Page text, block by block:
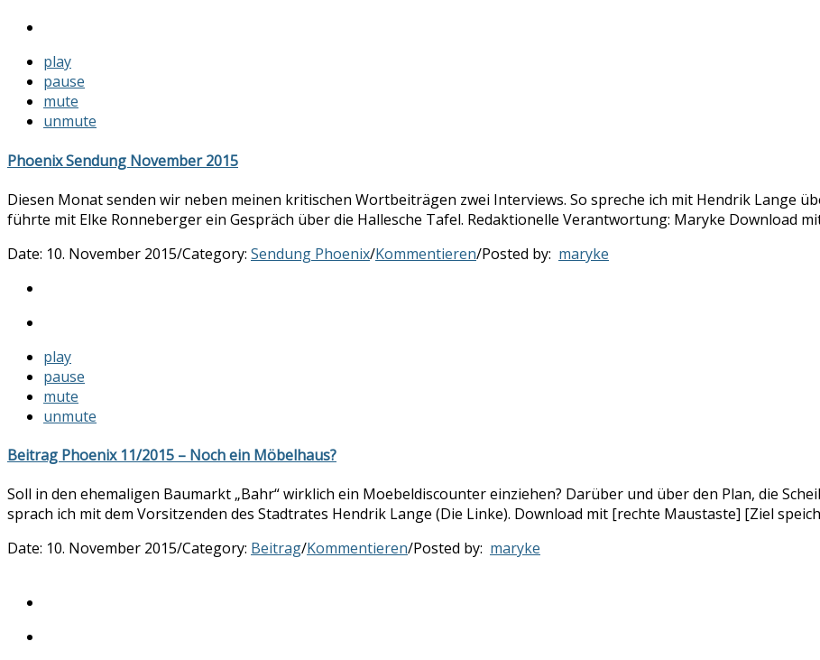
play
pause
mute
unmute
Phoenix Sendung November 2015
Diesen Monat senden wir neben meinen kritischen Wortbeiträgen zwei Interviews. So spreche ich mit Hendrik Lange
führte mit Elke Ronneberger ein Gespräch über die Hallesche Tafel. Redaktionelle Verantwortung: Maryke Download
Date: 10. November 2015/Category: Sendung Phoenix/Kommentieren/Posted by: maryke
play
pause
mute
unmute
Beitrag Phoenix 11/2015 – Noch ein Möbelhaus?
Soll in den ehemaligen Baumarkt „Bahr“ wirklich ein Moebeldiscounter einziehen? Darüber und über den Plan, die
sprach ich mit dem Vorsitzenden des Stadtrates Hendrik Lange (Die Linke). Download mit [rechte Maustaste] [Ziel
Date: 10. November 2015/Category: Beitrag/Kommentieren/Posted by: maryke